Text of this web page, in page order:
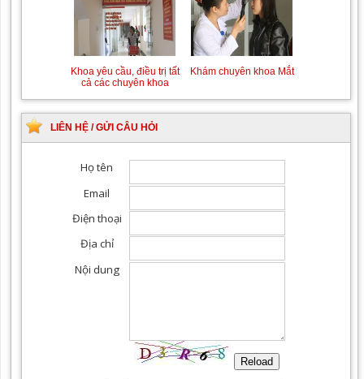
cả các chuyên khoa
Khám Ngoại khoa
Đội ngũ hướng dẫn
LIÊN HỆ / GỬI CÂU HỎI